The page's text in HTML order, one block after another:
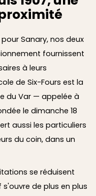
pour Sanary, nos deux
fournissent
à leurs
de Six-Fours est la
du Var — appelée à
le dimanche 18
aussi les particuliers
du coin, dans un
se réduisent
de plus en plus